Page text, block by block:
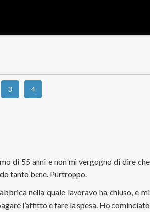
3 4
di 55 anni e non mi vergogno di dire che
tanto bene. Purtroppo.
nella quale lavoravo ha chiuso, e mi
l’affitto e fare la spesa. Ho cominciato